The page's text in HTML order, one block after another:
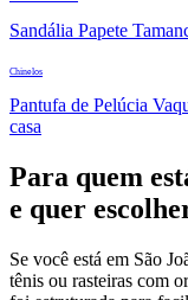
Sandália Papete
Chinelos
Pantufa de Pelúcia
casa
Para quem
e quer
Se você está em São
tênis ou rasteiras com